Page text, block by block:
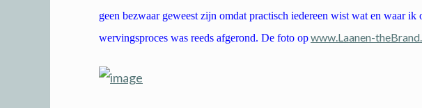
geen bezwaar geweest zijn omdat practisch iedereen wist wat en waar
wervingsproces was reeds afgerond. De foto opwww.Laanen-